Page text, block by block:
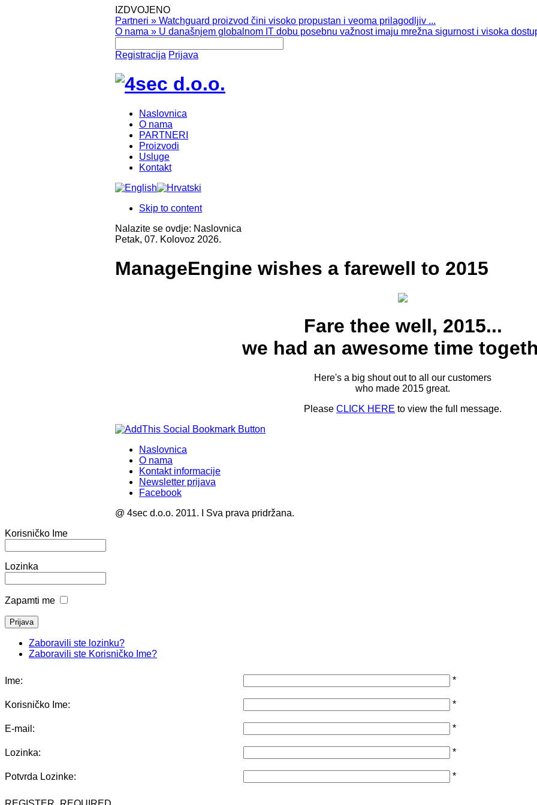
IZDVOJENO
Partneri » Watchguard proizvod čini visoko propustan i veoma prilagodljiv ...
O nama » U današnjem globalnom IT dobu posebnu važnost imaju mrežna sigurnost i visoka
Registracija Prijava
Naslovnica
O nama
PARTNERI
Proizvodi
Usluge
Kontakt
Skip to content
Nalazite se ovdje: Naslovnica
Petak, 07. Kolovoz 2026.
ManageEngine wishes a farewell to 2015
Fare thee well, 2015...
we had an awesome time
Here's a big shout out to all our customers
who made 2015 great.
Please CLICK HERE to view the full message.
Naslovnica
O nama
Kontakt informacije
Newsletter prijava
Facebook
@ 4sec d.o.o. 2011. I Sva prava pridržana.
Korisničko Ime
Lozinka
Zapamti me
Zaboravili ste lozinku?
Zaboravili ste Korisničko Ime?
Ime: *
Korisničko Ime: *
E-mail: *
Lozinka: *
Potvrda Lozinke: *